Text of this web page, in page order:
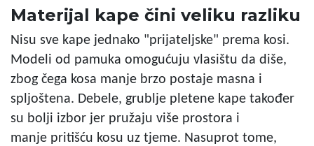
Materijal kape čini veliku razliku
Nisu sve kape jednako "prijateljske" prema kosi.
Modeli od pamuka omogućuju vlasištu da diše,
zbog čega kosa manje brzo postaje masna i
spljoštena. Debele, grublje pletene kape također
su bolji izbor jer pružaju više prostora i
manje pritišću kosu uz tjeme. Nasuprot tome,